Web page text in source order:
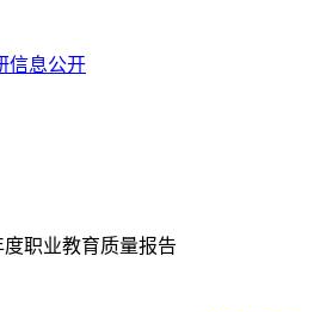
信息公开
职业教育质量报告